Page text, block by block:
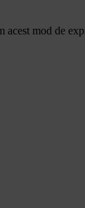
acest mod de